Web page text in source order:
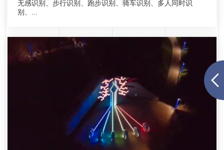
无感识别、步行识别、跑步识别、骑车识别、多人同时识
别、...